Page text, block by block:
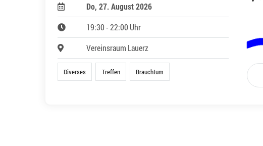
Do, 27. August 2026
19:30 - 22:00 Uhr
Vereinsraum Lauerz
Diverses Treffen Brauchtum